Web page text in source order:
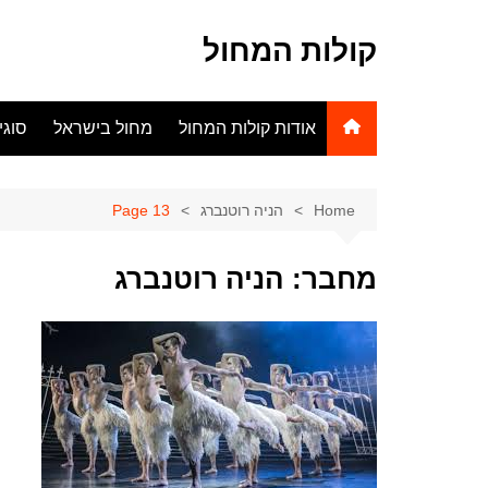
קולות המחול
אודות קולות המחול מחול בישראל
Home הניה רוטנברג Page 13
מחבר: הניה רוטנברג